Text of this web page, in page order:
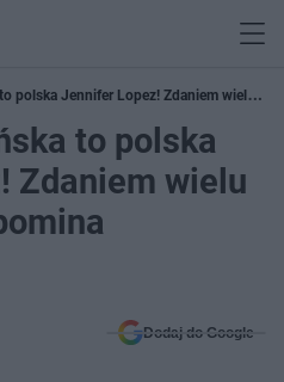
polska Jennifer Lopez! Zdaniem wielu
to polska
Zdaniem wielu
Dodaj do Google